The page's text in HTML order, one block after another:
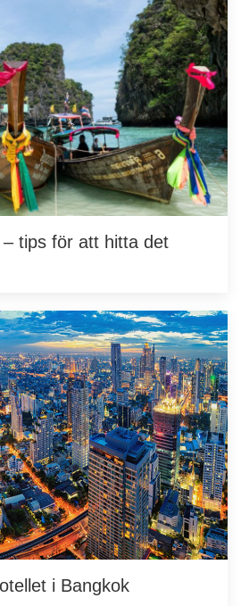
tips för att hitta det
i Bangkok